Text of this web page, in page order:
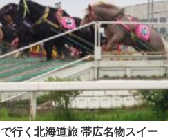
行く北海道旅 帯広名物スイー